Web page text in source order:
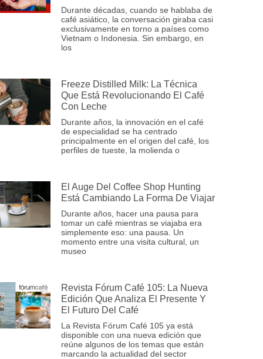
Durante décadas, cuando se hablaba de
café asiático, la conversación giraba casi
exclusivamente en torno a países como
Vietnam o Indonesia. Sin embargo, en
los
Freeze Distilled Milk: La Técnica
Que Está Revolucionando El Café
Con Leche
Durante años, la innovación en el café
de especialidad se ha centrado
principalmente en el origen del café, los
perfiles de tueste, la molienda o
El Auge Del Coffee Shop Hunting
Está Cambiando La Forma De Viajar
Durante años, hacer una pausa para
tomar un café mientras se viajaba era
simplemente eso: una pausa. Un
momento entre una visita cultural, un
museo
Revista Fórum Café 105: La Nueva
Edición Que Analiza El Presente Y
El Futuro Del Café
La Revista Fórum Café 105 ya está
disponible con una nueva edición que
reúne algunos de los temas que están
marcando la actualidad del sector